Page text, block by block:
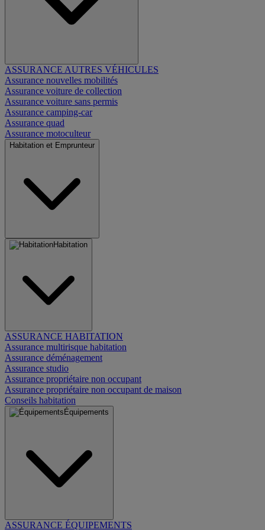
ASSURANCE AUTRES VÉHICULES
Assurance nouvelles mobilités
Assurance voiture de collection
Assurance voiture sans permis
Assurance camping-car
Assurance quad
Assurance motoculteur
Habitation et Emprunteur
Habitation
ASSURANCE HABITATION
Assurance multirisque habitation
Assurance déménagement
Assurance studio
Assurance propriétaire non occupant
Assurance propriétaire non occupant de maison
Conseils habitation
Équipements
ASSURANCE ÉQUIPEMENTS